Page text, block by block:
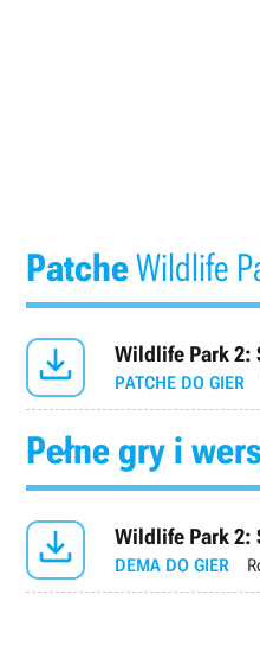
PatcheWildlife
 Wildlife Park 2:
PATCHE DO GIER
Pełne gry i
 Wildlife Park 2:
DEMA DO GIER